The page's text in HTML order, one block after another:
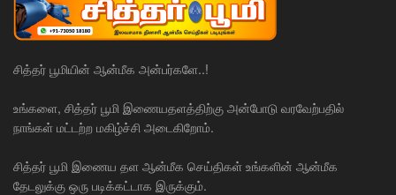
சித்தர் பூமியின் ஆன்மீக அன்பர்களே..!
உங்களை, சித்தர் பூமி இணையதளத்திற்கு அன்போடு வரவேற்பதில்
நாங்கள் மட்டற்ற மகிழ்ச்சி அடைகிறோம்.
சித்தர் பூமி இணைய தள ஆன்மீக செய்திகள் உங்களின் ஆன்மீக
தேடலுக்கு ஒரு படிக்கட்டாக இருக்கும்.